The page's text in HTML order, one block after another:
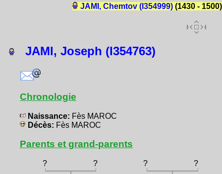
JAMI, Chemtov (I354999)(1430 - 1500)
JAMI, Joseph (I354763)
Chronologie
Naissance: Fès MAROC
Décès: Fès MAROC
Parents et grand-parents
? ? ?
?